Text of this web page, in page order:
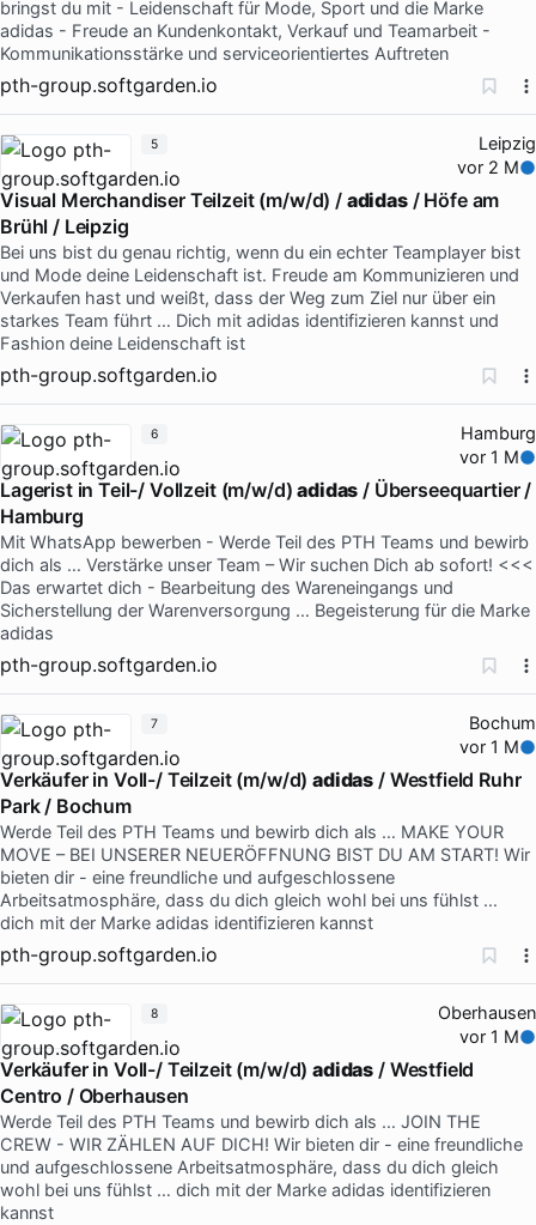
bringst du mit - Leidenschaft für Mode, Sport und die Marke
adidas - Freude an Kundenkontakt, Verkauf und Teamarbeit -
Kommunikationsstärke und serviceorientiertes Auftreten
pth-group.softgarden.io
Leipzig
vor 2 M
Visual Merchandiser Teilzeit (m/w/d) / adidas/ Höfe am
Brühl / Leipzig
Bei uns bist du genau richtig, wenn du ein echter Teamplayer bist
und Mode deine Leidenschaft ist. Freude am Kommunizieren und
Verkaufen hast und weißt, dass der Weg zum Ziel nur über ein
starkes Team führt … Dich mit adidas identifizieren kannst und
Fashion deine Leidenschaft ist
pth-group.softgarden.io
5
Hamburg
vor 1 M
Lagerist in Teil-/ Vollzeit (m/w/d)adidas / Überseequartier /
Hamburg
Mit WhatsApp bewerben - Werde Teil des PTH Teams und bewirb
dich als … Verstärke unser Team – Wir suchen Dich ab sofort! <<<
Das erwartet dich - Bearbeitung des Wareneingangs und
Sicherstellung der Warenversorgung … Begeisterung für die Marke
adidas
pth-group.softgarden.io
6
Bochum
vor 1 M
Verkäufer in Voll-/ Teilzeit (m/w/d)adidas / Westfield Ruhr
Park / Bochum
Werde Teil des PTH Teams und bewirb dich als … MAKE YOUR
MOVE – BEI UNSERER NEUERÖFFNUNG BIST DU AM START! Wir
bieten dir - eine freundliche und aufgeschlossene
Arbeitsatmosphäre, dass du dich gleich wohl bei uns fühlst …
dich mit der Marke adidas identifizieren kannst
pth-group.softgarden.io
7
Oberhausen
vor 1 M
Verkäufer in Voll-/ Teilzeit (m/w/d)adidas / Westfield
Centro / Oberhausen
Werde Teil des PTH Teams und bewirb dich als … JOIN THE
CREW - WIR ZÄHLEN AUF DICH! Wir bieten dir - eine freundliche
und aufgeschlossene Arbeitsatmosphäre, dass du dich gleich
wohl bei uns fühlst … dich mit der Marke adidas identifizieren
kannst
8